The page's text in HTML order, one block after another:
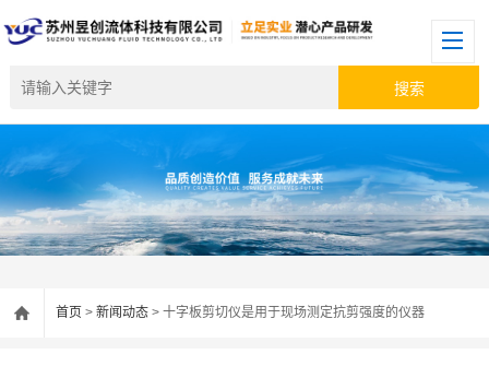
首页 > 新闻动态 > 十字板剪切仪是用于现场测定抗剪强度的仪器